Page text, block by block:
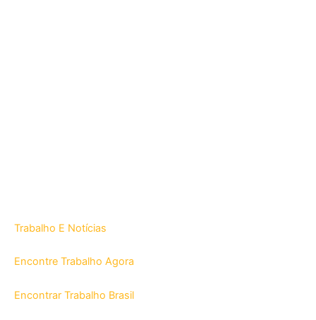
Trabalho E Notícias
Encontre Trabalho Agora
Encontrar Trabalho Brasil